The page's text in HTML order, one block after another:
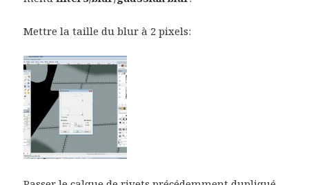
Mettre la taille du blur à 2 pixels: